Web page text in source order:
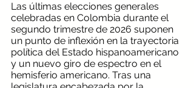
Las últimas elecciones generales
celebradas en Colombia durante el
segundo trimestre de 2026 suponen
un punto de inflexión en la trayectoria
política del Estado hispanoamericano
y un nuevo giro de espectro en el
hemisferio americano. Tras una